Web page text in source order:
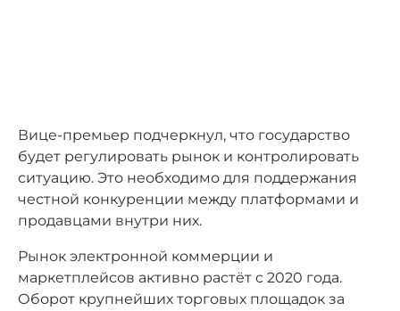
Вице-премьер подчеркнул, что государство
будет регулировать рынок и контролировать
ситуацию. Это необходимо для поддержания
честной конкуренции между платформами и
продавцами внутри них.
Рынок электронной коммерции и
маркетплейсов активно растёт с 2020 года.
Оборот крупнейших торговых площадок за